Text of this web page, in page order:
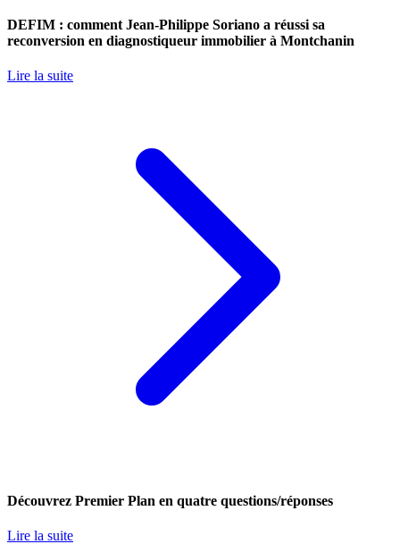
DEFIM : comment Jean-Philippe Soriano a réussi sa
reconversion en diagnostiqueur immobilier à Montchanin
Lire la suite
Découvrez Premier Plan en quatre questions/réponses
Lire la suite